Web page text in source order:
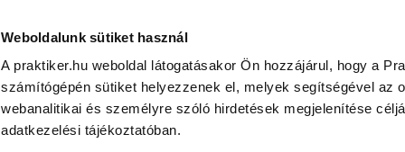
Weboldalunk sütiket használ
A praktiker.hu weboldal látogatásakor Ön hozzájárul, hogy a
számítógépén sütiket helyezzenek el, melyek segítségével az
webanalitikai és személyre szóló hirdetések megjelenítése
adatkezelési tájékoztatóban.